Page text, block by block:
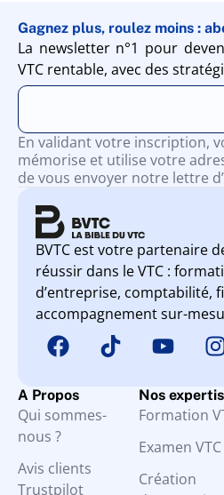
Gagnez plus, roulez moins :
La newsletter n°1 pour
VTC rentable, avec des
En validant votre inscription,
mémorise et utilise votre
de vous envoyer notre lettre
BVTC est votre partenaire
réussir dans le VTC :
d’entreprise, comptabilité,
accompagnement sur-
A Propos
Qui sommes-
nous ?
Avis clients
Trustpilot
Nos
Formation
Examen VTC
Création